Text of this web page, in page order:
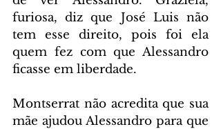
furiosa, diz que José Luis não
tem esse direito, pois foi ela
quem fez com que Alessandro
ficasse em liberdade.
Montserrat não acredita que sua
mãe ajudou Alessandro para que